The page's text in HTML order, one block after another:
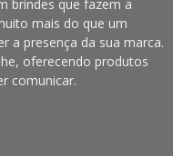
brindes que fazem a
mais do que um
a presença da sua marca.
oferecendo produtos
comunicar.